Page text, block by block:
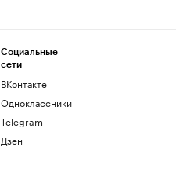
Социальные
сети
ВКонтакте
Одноклассники
Telegram
Дзен